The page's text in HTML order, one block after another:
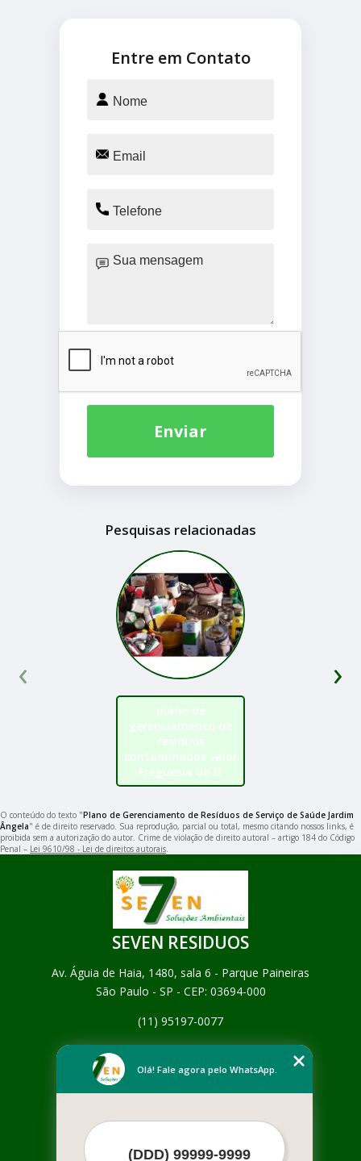
Entre em Contato
Enviar
Pesquisas relacionadas
plano de
gerenciamento de
resíduos
contaminados valor
Freguesia do Ó
‹ ›
O conteúdo do texto "Plano de Gerenciamento de Resíduos de Serviço de Saúde Jardim
Ângela" é de direito reservado. Sua reprodução, parcial ou total, mesmo citando nossos links, é
proibida sem a autorização do autor. Crime de violação de direito autoral – artigo 184 do Código
Penal – Lei 9610/98 - Lei de direitos autorais.
SEVEN RESIDUOS
Av. Águia de Haia, 1480, sala 6 - Parque Paineiras
São Paulo - SP - CEP: 03694-000
(11) 95197-0077
Empresa
Contato
Olá! Fale agora pelo WhatsApp.